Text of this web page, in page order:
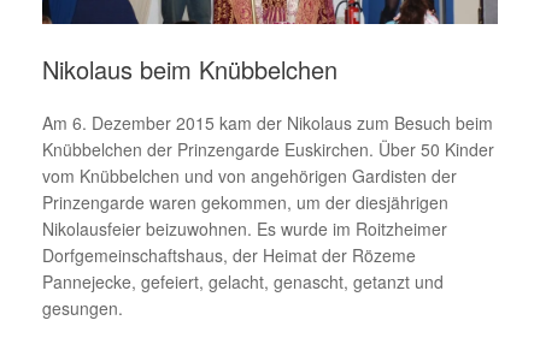
Nikolaus beim Knübbelchen
Am 6. Dezember 2015 kam der Nikolaus zum Besuch beim
Knübbelchen der Prinzengarde Euskirchen. Über 50 Kinder
vom Knübbelchen und von angehörigen Gardisten der
Prinzengarde waren gekommen, um der diesjährigen
Nikolausfeier beizuwohnen. Es wurde im Roitzheimer
Dorfgemeinschaftshaus, der Heimat der Rözeme
Pannejecke, gefeiert, gelacht, genascht, getanzt und
gesungen.